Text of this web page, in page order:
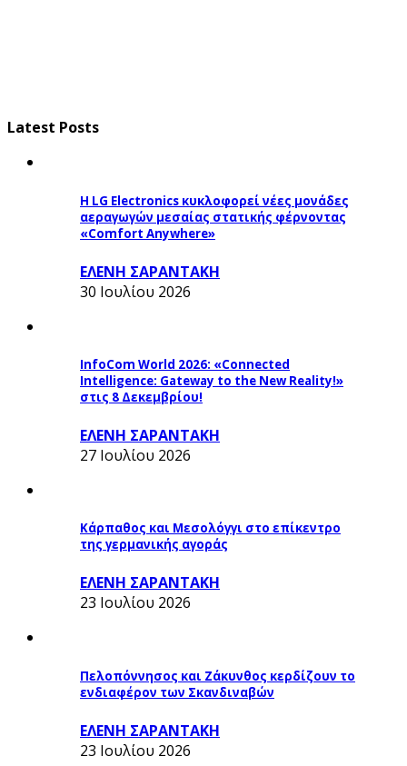
Latest Posts
Η LG Electronics κυκλοφορεί νέες μονάδες
αεραγωγών μεσαίας στατικής φέρνοντας
«Comfort Anywhere»
ΕΛΕΝΗ ΣΑΡΑΝΤΑΚΗ
30 Ιουλίου 2026
InfoCom World 2026: «Connected
Intelligence: Gateway to the New Reality!»
στις 8 Δεκεμβρίου!
ΕΛΕΝΗ ΣΑΡΑΝΤΑΚΗ
27 Ιουλίου 2026
Κάρπαθος και Μεσολόγγι στο επίκεντρο
της γερμανικής αγοράς
ΕΛΕΝΗ ΣΑΡΑΝΤΑΚΗ
23 Ιουλίου 2026
Πελοπόννησος και Ζάκυνθος κερδίζουν το
ενδιαφέρον των Σκανδιναβών
ΕΛΕΝΗ ΣΑΡΑΝΤΑΚΗ
23 Ιουλίου 2026